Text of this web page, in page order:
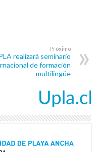
Próximo
realizará seminario
de formación
multilingüe